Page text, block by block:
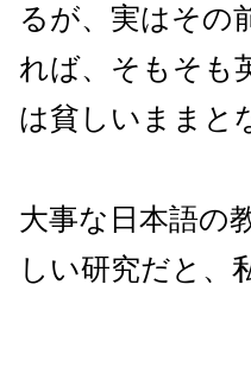
るが、実はその
れば、そもそも
は貧しいままと
大事な日本語の
しい研究だと、